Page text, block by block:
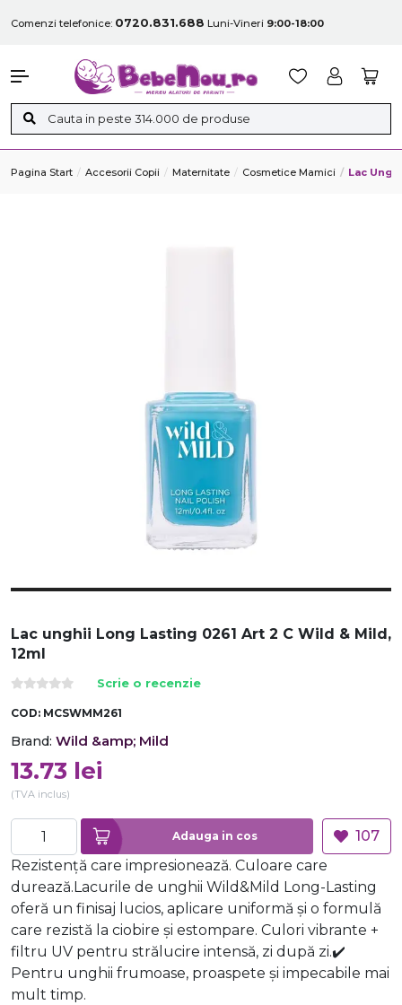
Comenzi telefonice: 0720.831.688 Luni-Vineri 9:00-18:00
Pagina Start Accesorii Copii Maternitate Cosmetice Mamici Lac
Lac unghii Long Lasting 0261 Art 2 C Wild & Mild,
12ml
Scrie o recenzie
COD: MCSWMM261
Brand: Wild &amp; Mild
13.73 lei
(TVA inclus)
Adauga in cos
107
Rezistență care impresionează. Culoare care
durează.Lacurile de unghii Wild&Mild Long-Lasting
oferă un finisaj lucios, aplicare uniformă și o formulă
care rezistă la ciobire și estompare. Culori vibrante +
filtru UV pentru strălucire intensă, zi după zi.✔️
Pentru unghii frumoase, proaspete și impecabile mai
mult timp.